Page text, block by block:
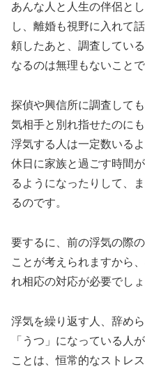
あんな人と人生の伴侶と
し、離婚も視野に入れて
頼したあと、調査してい
なるのは無理もないことで
探偵や興信所に調査して
気相手と別れ指せたのに
浮気する人は一定数いるよ
休日に家族と過ごす時間
るようになったりして、
るのです。
要するに、前の浮気の際
ことが考えられますから
れ相応の対応が必要でしょ
浮気を繰り返す人、辞め
「うつ」になっている人
ことは、恒常的なストレ